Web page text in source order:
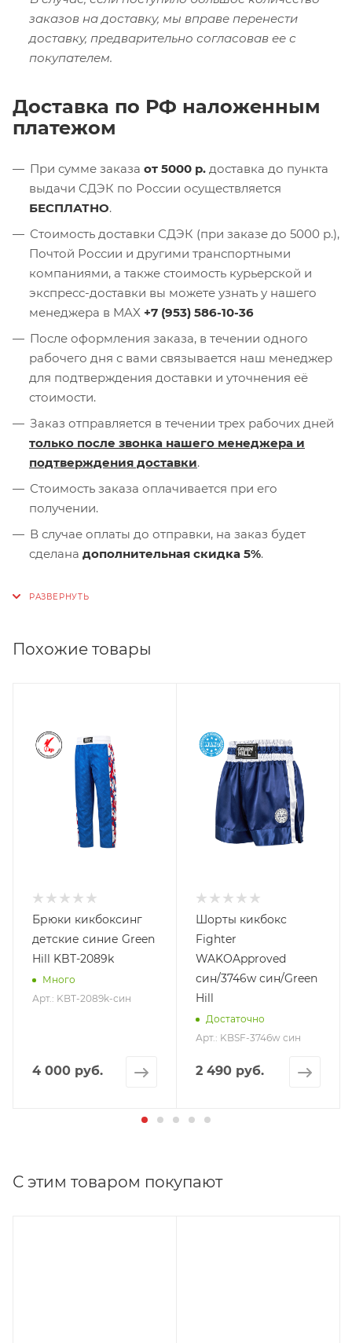
заказов на доставку, мы вправе перенести
доставку, предварительно согласовав ее с
покупателем.
Доставка по РФ наложенным
платежом
При сумме заказа от 5000 р. доставка до пункта
выдачи СДЭК по России осуществляется
БЕСПЛАТНО.
Стоимость доставки СДЭК (при заказе до 5000 р.),
Почтой России и другими транспортными
компаниями, а также стоимость курьерской и
экспресс-доставки вы можете узнать у нашего
менеджера в MAX +7 (953) 586-10-36
После оформления заказа, в течении одного
рабочего дня с вами связывается наш менеджер
для подтверждения доставки и уточнения её
стоимости.
Заказ отправляется в течении трех рабочих дней
только после звонка нашего менеджера и
подтверждения доставки.
Стоимость заказа оплачивается при его
получении.
В случае оплаты до отправки, на заказ будет
сделана дополнительная скидка 5%.
Похожие товары
Брюки кикбоксинг
детские синие Green
Hill KBT-2089k
Много
Арт.: KBT-2089k-син
4 000 руб.
Шорты кикбокс
Fighter
WAKOApproved
син/3746w син/Green
Hill
Достаточно
Арт.: KBSF-3746w син
2 490 руб.
С этим товаром покупают